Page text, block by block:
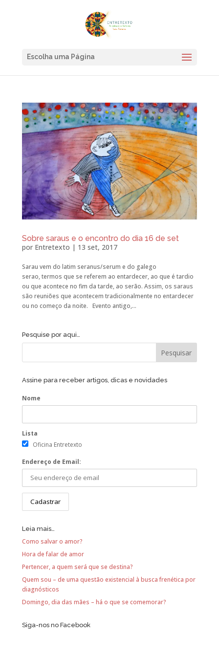
Escolha uma Página
Sobre saraus e o encontro do dia 16 de set
por Entretexto | 13 set, 2017
Sarau vem do latim seranus/serum e do galego
serao, termos que se referem ao entardecer, ao que é tardio
ou que acontece no fim da tarde, ao serão. Assim, os saraus
são reuniões que acontecem tradicionalmente no entardecer
ou no começo da noite. Evento antigo,...
Pesquise por aqui…
Assine para receber artigos, dicas e novidades
Nome
Lista
Oficina Entretexto
Endereço de Email:
Leia mais…
Como salvar o amor?
Hora de falar de amor
Pertencer, a quem será que se destina?
Quem sou – de uma questão existencial à busca frenética por
diagnósticos
Domingo, dia das mães – há o que se comemorar?
Siga-nos no Facebook